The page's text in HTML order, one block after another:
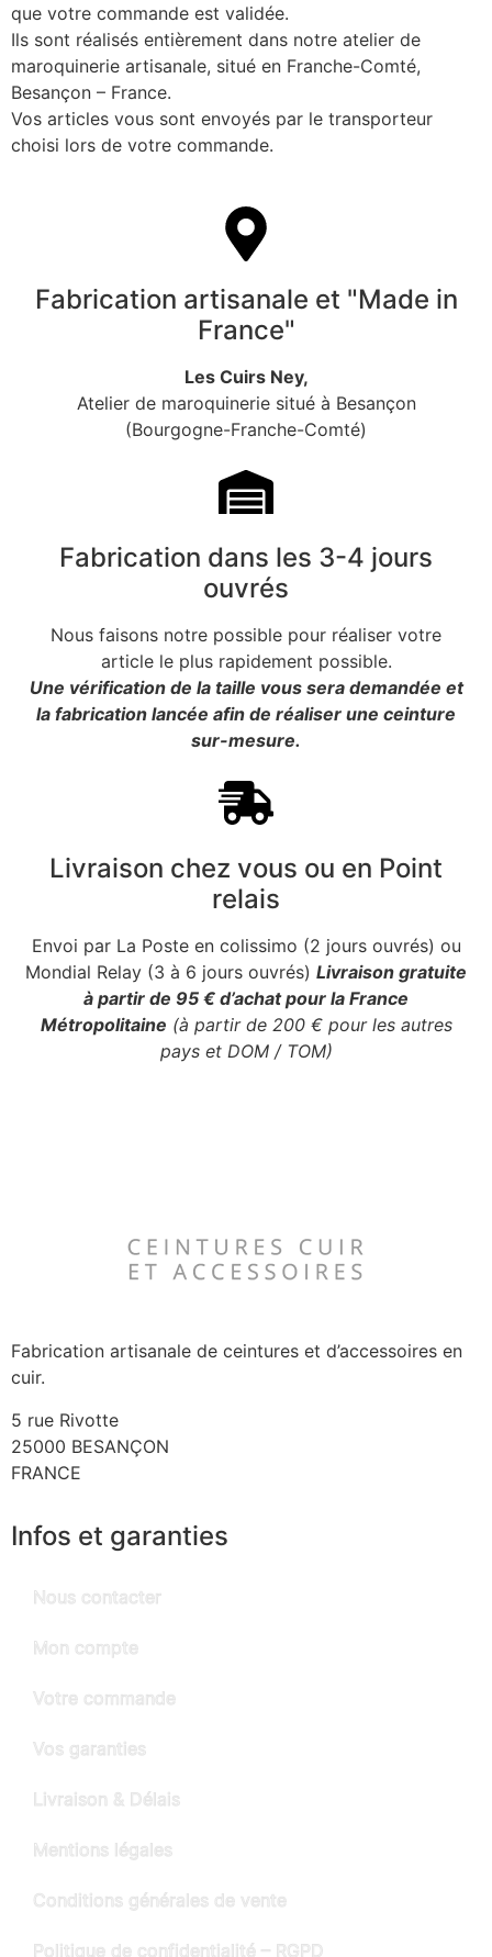
que votre commande est validée.
Ils sont réalisés entièrement dans notre atelier de
maroquinerie artisanale, situé en Franche-Comté,
Besançon – France.
Vos articles vous sont envoyés par le transporteur
choisi lors de votre commande.
Fabrication artisanale et "Made in
France"
Les Cuirs Ney,
Atelier de maroquinerie situé à Besançon
(Bourgogne-Franche-Comté)
Fabrication dans les 3-4 jours
ouvrés
Nous faisons notre possible pour réaliser votre
article le plus rapidement possible.
Une vérification de la taille vous sera demandée et
la fabrication lancée afin de réaliser une ceinture
sur-mesure.
Livraison chez vous ou en Point
relais
Envoi par La Poste en colissimo (2 jours ouvrés) ou
Mondial Relay (3 à 6 jours ouvrés) Livraison gratuite
à partir de 95 € d’achat pour la France
Métropolitaine (à partir de 200 € pour les autres
pays et DOM / TOM)
Fabrication artisanale de ceintures et d’accessoires en
cuir.
5 rue Rivotte
25000 BESANÇON
FRANCE
Infos et garanties
Nous contacter
Mon compte
Votre commande
Vos garanties
Livraison & Délais
Mentions légales
Conditions générales de vente
Politique de confidentialité – RGPD